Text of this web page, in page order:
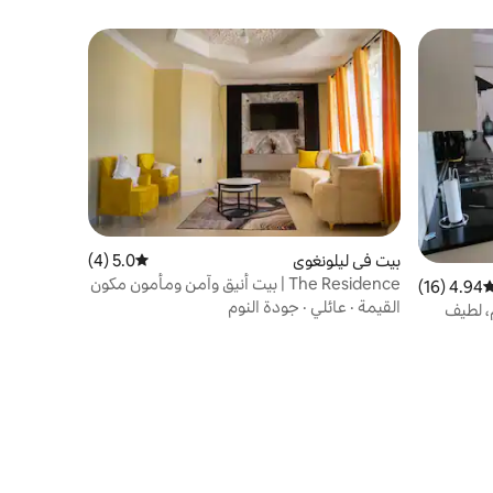
التقييم 4.94 من 5، 16 مراجعات
4.94 (16)
3 غرف نوم، لطيف
بيت في ليلونغوي متوسط التقييم 5.0 من 5، 4 مراجعات
5.0 (4)
The Residence | بيت أنيق وآمن ومأمون مكون
من 3 غرف نوم
القيمة · عائلي · جودة النوم